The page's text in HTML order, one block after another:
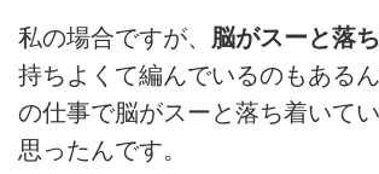
私の場合ですが、 脳がスーと落
持ちよくて編んでいるのもある
の仕事で脳がスーと落ち着いて
思ったんです。